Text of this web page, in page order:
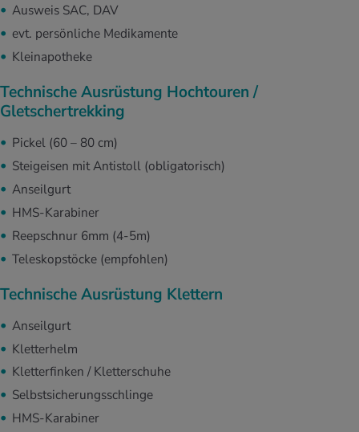
Ausweis SAC, DAV
evt. persönliche Medikamente
Kleinapotheke
Technische Ausrüstung Hochtouren /
Gletschertrekking
Pickel (60 – 80 cm)
Steigeisen mit Antistoll (obligatorisch)
Anseilgurt
HMS-Karabiner
Reepschnur 6mm (4-5m)
Teleskopstöcke (empfohlen)
Technische Ausrüstung Klettern
Anseilgurt
Kletterhelm
Kletterfinken / Kletterschuhe
Selbstsicherungsschlinge
HMS-Karabiner